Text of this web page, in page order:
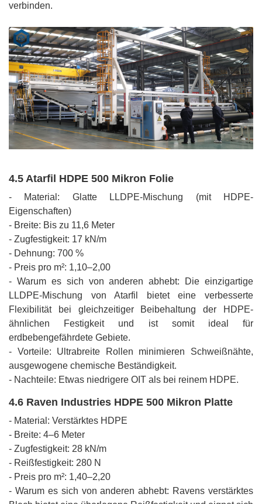
verbinden.
4.5 Atarfil HDPE 500 Mikron Folie
- Material: Glatte LLDPE-Mischung (mit HDPE-
Eigenschaften)
- Breite: Bis zu 11,6 Meter
- Zugfestigkeit: 17 kN/m
- Dehnung: 700 %
- Preis pro m²: 1,10–2,00
- Warum es sich von anderen abhebt: Die einzigartige
LLDPE-Mischung von Atarfil bietet eine verbesserte
Flexibilität bei gleichzeitiger Beibehaltung der HDPE-
ähnlichen Festigkeit und ist somit ideal für
erdbebengefährdete Gebiete.
- Vorteile: Ultrabreite Rollen minimieren Schweißnähte,
ausgewogene chemische Beständigkeit.
- Nachteile: Etwas niedrigere OIT als bei reinem HDPE.
4.6 Raven Industries HDPE 500 Mikron Platte
- Material: Verstärktes HDPE
- Breite: 4–6 Meter
- Zugfestigkeit: 28 kN/m
- Reißfestigkeit: 280 N
- Preis pro m²: 1,40–2,20
- Warum es sich von anderen abhebt: Ravens verstärktes